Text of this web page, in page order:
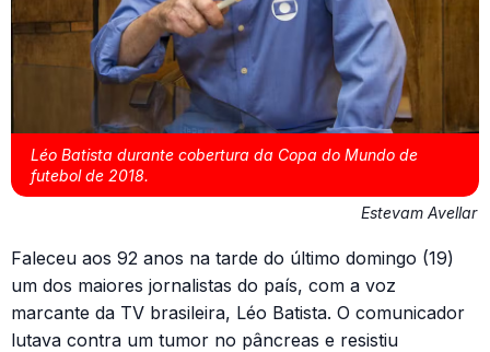
Léo Batista durante cobertura da Copa do Mundo de
futebol de 2018.
Estevam Avellar
Faleceu aos 92 anos na tarde do último domingo (19)
um dos maiores jornalistas do país, com a voz
marcante da TV brasileira, Léo Batista. O comunicador
lutava contra um tumor no pâncreas e resistiu